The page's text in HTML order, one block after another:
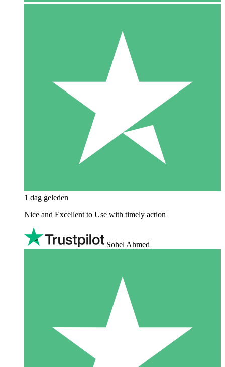
1 dag geleden
Nice and Excellent to Use with timely action
Sohel Ahmed